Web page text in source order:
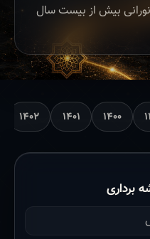
بیش از بیست سال
۱۴۰۰ ۱۴۰۱ ۱۴۰۲
برداری